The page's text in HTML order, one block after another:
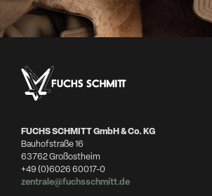
FUCHS SCHMITT GmbH & Co. KG
Bauhofstraße 16
63762 Großostheim
+49 (0)6026 60017-0
zentrale@fuchsschmitt.de